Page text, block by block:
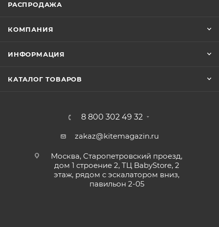
РАСПРОДАЖА
КОМПАНИЯ
ИНФОРМАЦИЯ
КАТАЛОГ ТОВАРОВ
8 800 302 49 32
zakaz@kitemagazin.ru
Москва, Старопетровский проезд,
дом 1 строение 2, ТЦ BabyStore, 2
этаж, рядом с эскалатором вниз,
павильон 2-05